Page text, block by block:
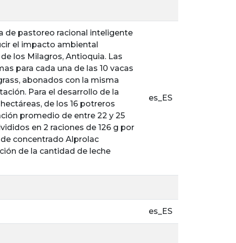
de pastoreo racional inteligente
el impacto ambiental
los Milagros, Antioquia. Las
para cada una de las 10 vacas
abonados con la misma
Para el desarrollo de la
de los 16 potreros
promedio de entre 22 y 25
en 2 raciones de 126 g por
concentrado Alprolac
de la cantidad de leche
es_ES
es_ES